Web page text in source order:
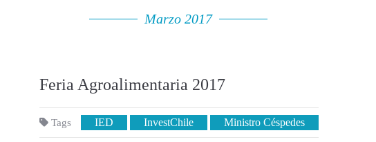
Marzo 2017
Feria Agroalimentaria 2017
Tags IED InvestChile Ministro Céspedes